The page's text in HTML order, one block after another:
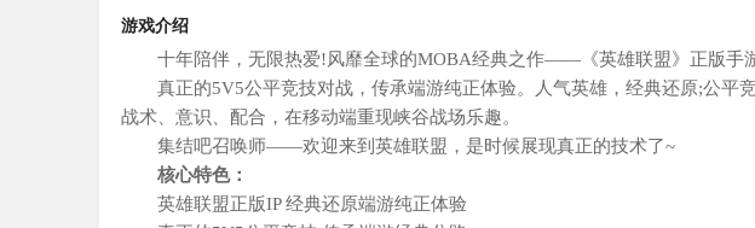
游戏介绍
十年陪伴，无限热爱!风靡全球的MOBA经典之作——《英雄联盟》正版手
真正的5V5公平竞技对战，传承端游纯正体验。人气英雄，经典还原;公平竞
战术、意识、配合，在移动端重现峡谷战场乐趣。
集结吧召唤师——欢迎来到英雄联盟，是时候展现真正的技术了~
核心特色：
英雄联盟正版IP 经典还原端游纯正体验